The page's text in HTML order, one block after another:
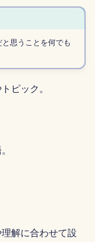
한국어
Português
繁體中文
統合
AI 統合
思うことを何でも
ピック。
解に合わせて設